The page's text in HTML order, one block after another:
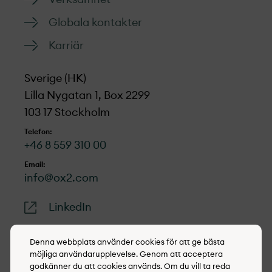
Globala kontakter
Karriär
Sverige (HK)
Lilla Nygatan 1, Box 2299
103 17 Stockholm
Telefon:
+46 8 559 310 00
Email:
info@ox2.com
LinkedIn
Denna webbplats använder cookies för att ge bästa
möjliga användarupplevelse. Genom att acceptera
godkänner du att cookies används. Om du vill ta reda